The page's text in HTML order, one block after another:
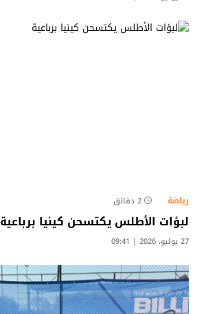
رياضة 2 دقائق
لبؤات الأطلس يكتسحن كينيا برباعية
27 يوليو، 2026 | 09:41